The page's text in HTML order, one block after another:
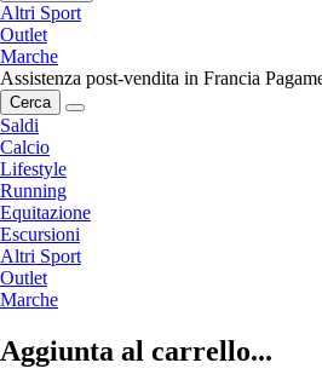
Altri Sport
Outlet
Marche
Assistenza post-vendita in Francia
Cerca
Saldi
Calcio
Lifestyle
Running
Equitazione
Escursioni
Altri Sport
Outlet
Marche
Aggiunta al carrello...